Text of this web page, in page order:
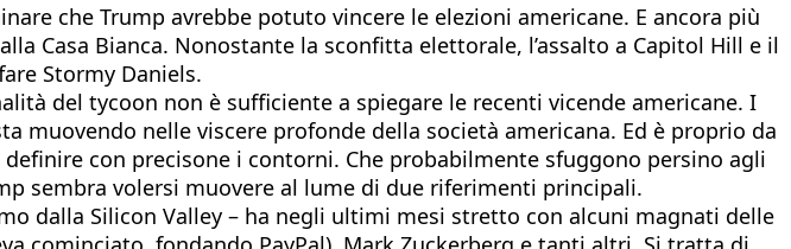
che Trump avrebbe potuto vincere le elezioni americane. E ancora più
Casa Bianca. Nonostante la sconfitta elettorale, l’assalto a Capitol Hill e il
Stormy Daniels.
del tycoon non è sufficiente a spiegare le recenti vicende americane. I
nelle viscere profonde della società americana. Ed è proprio da
con precisone i contorni. Che probabilmente sfuggono persino agli
sembra volersi muovere al lume di due riferimenti principali.
dalla Silicon Valley – ha negli ultimi mesi stretto con alcuni magnati delle